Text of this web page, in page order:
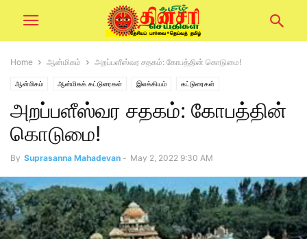
Home ஆன்மிகம் அறப்பளீஸ்வர சதகம்: கோபத்தின் கொடுமை!
ஆன்மிகம் ஆன்மிகக் கட்டுரைகள் இலக்கியம் கட்டுரைகள்
அறப்பளீஸ்வர சதகம்: கோபத்தின்
கொடுமை!
By Suprasanna Mahadevan - May 2, 2022 9:30 AM